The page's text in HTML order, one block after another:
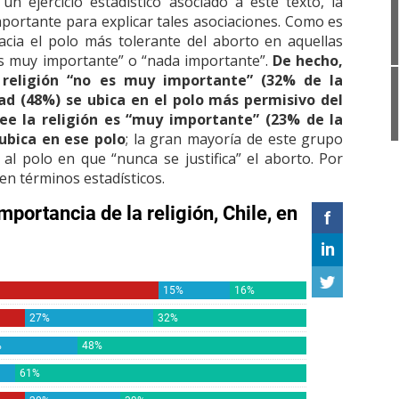
para explicar tales asociaciones. Como es
el polo más tolerante del aborto en aquellas
importante” o “nada importante”. De hecho,
“no es muy importante” (32% de la
(48%) se ubica en el polo más permisivo del
la religión es “muy importante” (23% de la
en ese polo; la gran mayoría de este grupo
polo en que “nunca se justifica” el aborto. Por
términos estadísticos.